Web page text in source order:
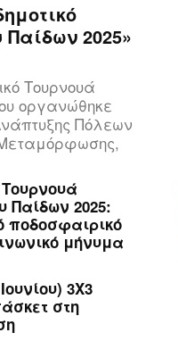
2025»
Τουρνουά
οργανώθηκε
Πόλεων
Παίδων 2025:
ποδοσφαιρικό
μήνυμα
3Χ3
στη